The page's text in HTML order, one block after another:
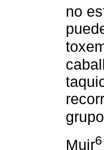
no
Muir6